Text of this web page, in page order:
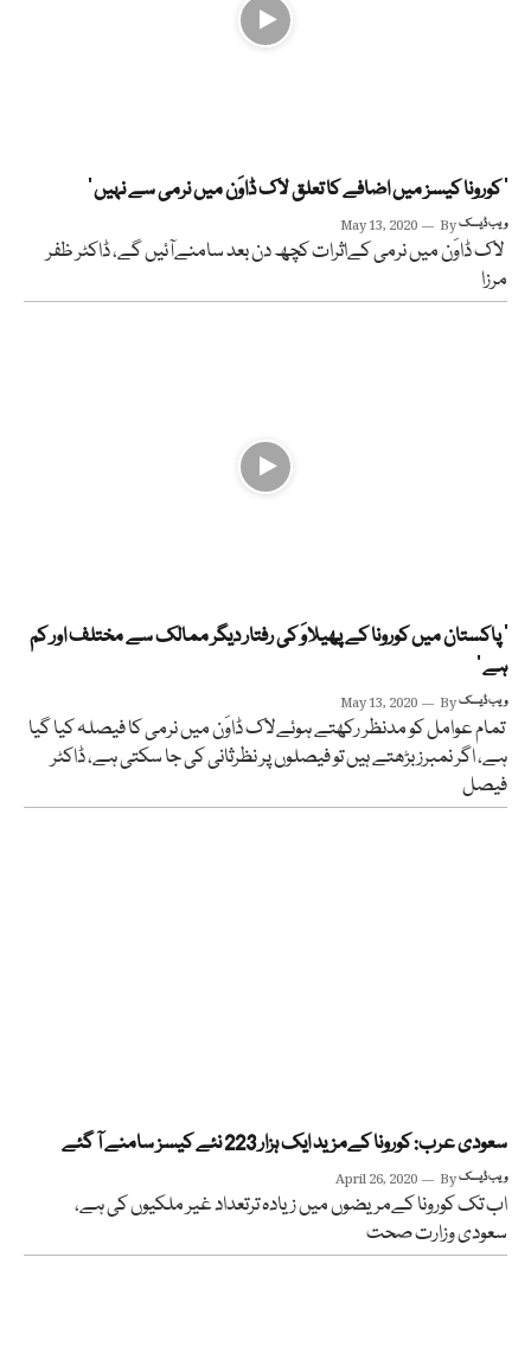
’ کورونا کیسز میں اضافے کا تعلق لاک ڈاوَن میں نرمی سے نہیں ‘
May 13, 2020 Byویب ڈیسک
لاک ڈاوَن میں نرمی کےاثرات کچھ دن بعد سامنےآئیں گے، ڈاکٹر ظفر
مرزا
’ پاکستان میں کورونا کے پھیلاوَ کی رفتار دیگر ممالک سے مختلف اور کم
ہے ‘
May 13, 2020 Byویب ڈیسک
تمام عوامل کو مدنظر رکھتے ہوئےلاک ڈاوَن میں نرمی کا فیصلہ کیا گیا
ہے، اگر نمبرز بڑھتے ہیں تو فیصلوں پر نظرثانی کی جا سکتی ہے، ڈاکٹر
فیصل
سعودی عرب: کورونا کےمزید ایک ہزار 223 نئے کیسز سامنے آ گئے
April 26, 2020 Byویب ڈیسک
اب تک کورونا کےمریضوں میں زیادہ ترتعداد غیر ملکیوں کی ہے،
سعودی وزارت صحت